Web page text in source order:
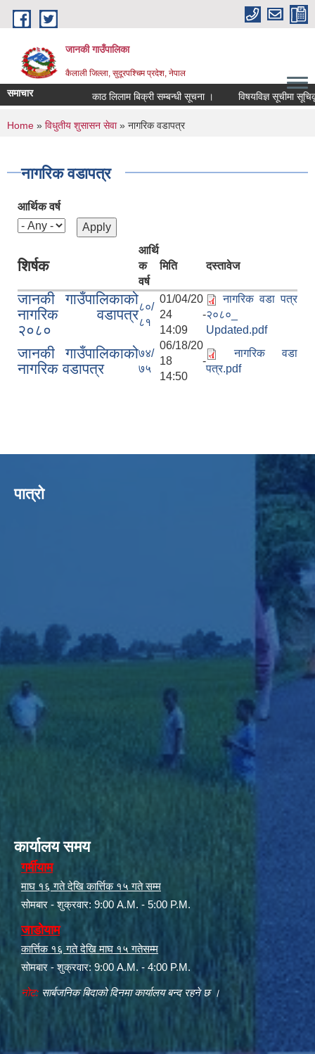
Skip to main content
जानकी गाउँपालिका
कैलाली जिल्ला, सुदूरपश्चिम प्रदेश, नेपाल
समाचार काठ लिलाम बिक्री सम्बन्धी सूचना । विषयविज्ञ सूचीमा
You are here
Home » विधुतीय शुसासन सेवा» नागरिक वडापत्र
नागरिक वडापत्र
आर्थिक वर्ष
शिर्षक
आर्थि
क
वर्ष
मिति दस्तावेज
जानकी गाउँपालिकाको
नागरिक वडापत्र
२०८०
८०/
८१
01/04/20
24 -
14:09
नागरिक वडा पत्र
२०८०_
Updated.pdf
जानकी गाउँपालिकाको
नागरिक वडापत्र
७४/
७५
06/18/20
18 -
14:50
नागरिक वडा
पत्र.pdf
पात्रो
कार्यालय समय
गर्मीयाम
माघ १६ गते देखि कार्त्तिक १५ गते सम्म
सोमबार - शुक्रवार: 9:00 A.M. - 5:00 P.M.
जाडोयाम
कार्त्तिक १६ गते देखि माघ १५ गतेसम्म
सोमबार - शुक्रवार: 9:00 A.M. - 4:00 P.M.
नोट: सार्बजनिक बिदाको दिनमा कार्यालय बन्द रहने छ ।